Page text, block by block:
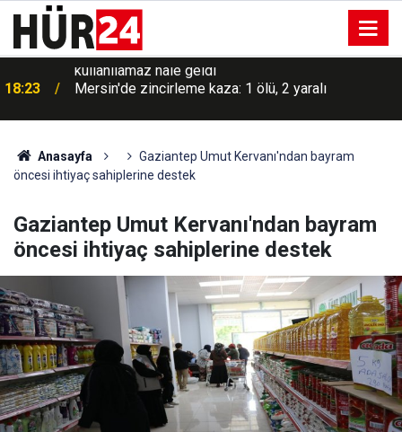
18:23 Mersin'de zincirleme kaza: 1 ölü, 2 yaralı
Anasayfa
Gaziantep Umut Kervanı'ndan bayram
öncesi ihtiyaç sahiplerine destek
Gaziantep Umut Kervanı'ndan bayram
öncesi ihtiyaç sahiplerine destek